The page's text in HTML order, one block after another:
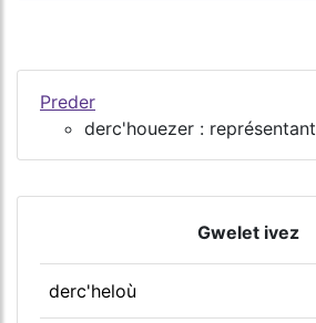
Preder
derc'houezer : représentant
Gwelet ivez
derc'heloù